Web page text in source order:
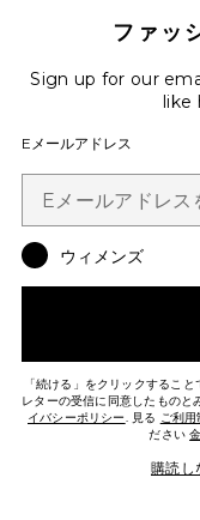
ハット
ファッ
Sign up for our
like
Eメールアドレス
ウィメンズ
「続ける」をクリックするこ
レターの受信に同意したものと
イバシーポリシー. 見る ご利用
ださい
購読し